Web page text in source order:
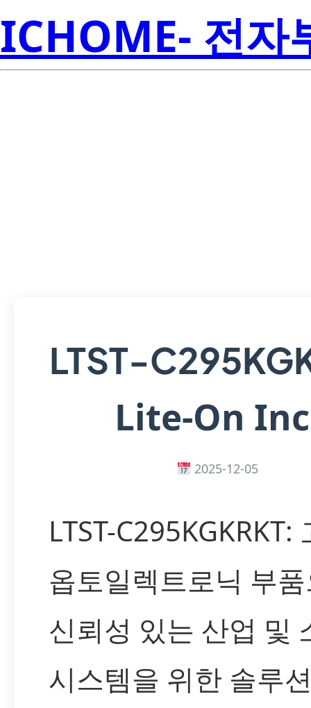
ICHOME- 전자
LTST-
Lite-On
2025-12-05
LTST-C295KGKRKT:
옵토일렉트로닉 부
신뢰성 있는 산업 및
시스템을 위한 솔루